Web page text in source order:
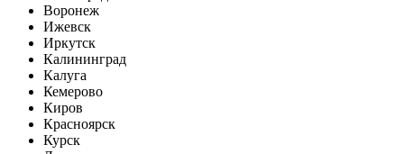
Воронеж
Ижевск
Иркутск
Калининград
Калуга
Кемерово
Киров
Красноярск
Курск